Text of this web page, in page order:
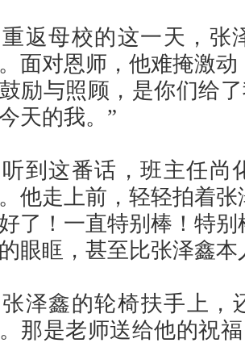
重返母校的这一天，张
面对恩师，他难掩激
励与照顾，是你们给
天的我。”
听到这番话，班主任尚
他走上前，轻轻拍着
了！一直特别棒！特
眼眶，甚至比张泽鑫
张泽鑫的轮椅扶手上，
那是老师送给他的祝